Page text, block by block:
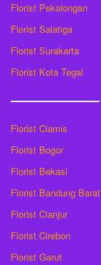
Florist Pekalongan
Florist Salatiga
Florist Surakarta
Florist Kota Tegal
Florist Ciamis
Florist Bogor
Florist Bekasi
Florist Bandung Barat
Florist Cianjur
Florist Cirebon
Florist Garut